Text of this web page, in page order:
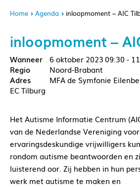
Home Agenda inloopmoment – AIC
inloopmoment –
6 oktober 2023 09:30 -
Noord-Brabant
MFA de Symfonie
EC Tilburg
Het Autisme Informatie Centrum
van de Nederlandse Vereniging
ervaringsdeskundige vrijwilligers
rondom autisme beantwoorden en
luisterend oor. Zij hebben in hun
werk met autisme te maken en